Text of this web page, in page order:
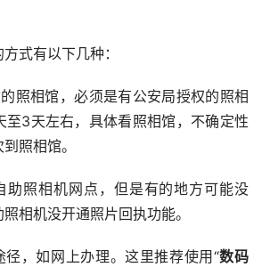
式有以下几种：
照相馆，必须是有公安局授权的照相
至3天左右，具体看照相馆，不确定性
照相馆。
助照相机网点，但是有的地方可能没
相机没开通照片回执功能。
径，如网上办理。这里推荐使用“数码